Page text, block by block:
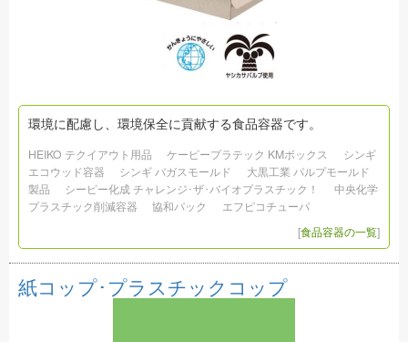
環境に配慮し、環境保全に貢献する食品容器です。
HEIKO テクイアウト用品 ケーピープラテック KMボックス
シンギ
エコウッド容器
シンギ バガスモールド
大黒工業 パルプモールド
製品
シーピー化成 チャレンジ･ザ･バイオプラスチック！
中央化学
プラスチック削減容器
協和パック
エフピコチューパ
[食品容器の一覧]
紙コップ･プラスチックコップ